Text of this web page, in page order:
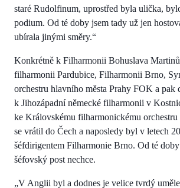
staré Rudolfinum, uprostřed byla ulička,
podium. Od té doby jsem tady už jen
ubírala jinými směry.“
Konkrétně k Filharmonii Bohuslava
filharmonii Pardubice, Filharmonii Brno,
orchestru hlavního města Prahy FOK a pak
k Jihozápadní německé filharmonii v
ke Královskému filharmonickému
se vrátil do Čech a naposledy byl v letech
šéfdirigentem Filharmonie Brno. Od té
šéfovský post nechce.
„V Anglii byl a dodnes je velice tvrdý